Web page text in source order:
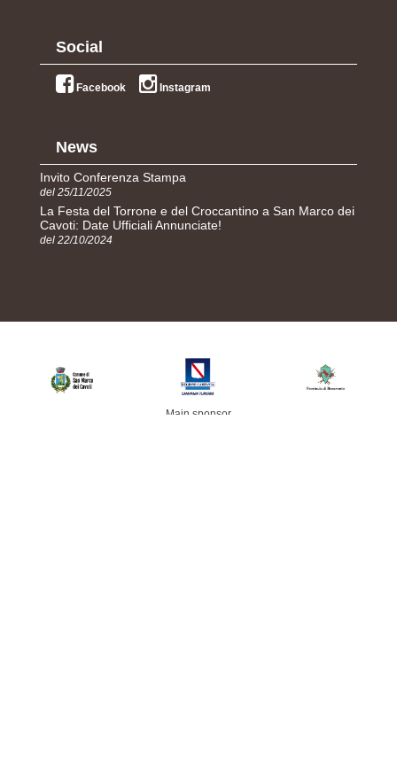
Social
Facebook Instagram
News
Invito Conferenza Stampa
del 25/11/2025
La Festa del Torrone e del Croccantino a San Marco dei
Cavoti: Date Ufficiali Annunciate!
del 22/10/2024
Main sponsor